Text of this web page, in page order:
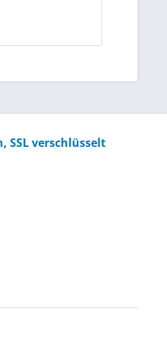
SSL verschlüsselt